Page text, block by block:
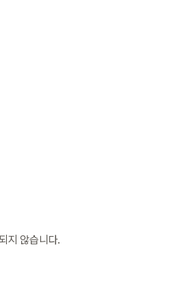
지 않습니다.